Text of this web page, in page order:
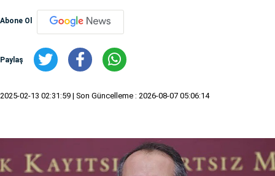
Abone Ol
Paylaş
2025-02-13 02:31:59 | Son Güncelleme : 2026-08-07 05:06:14